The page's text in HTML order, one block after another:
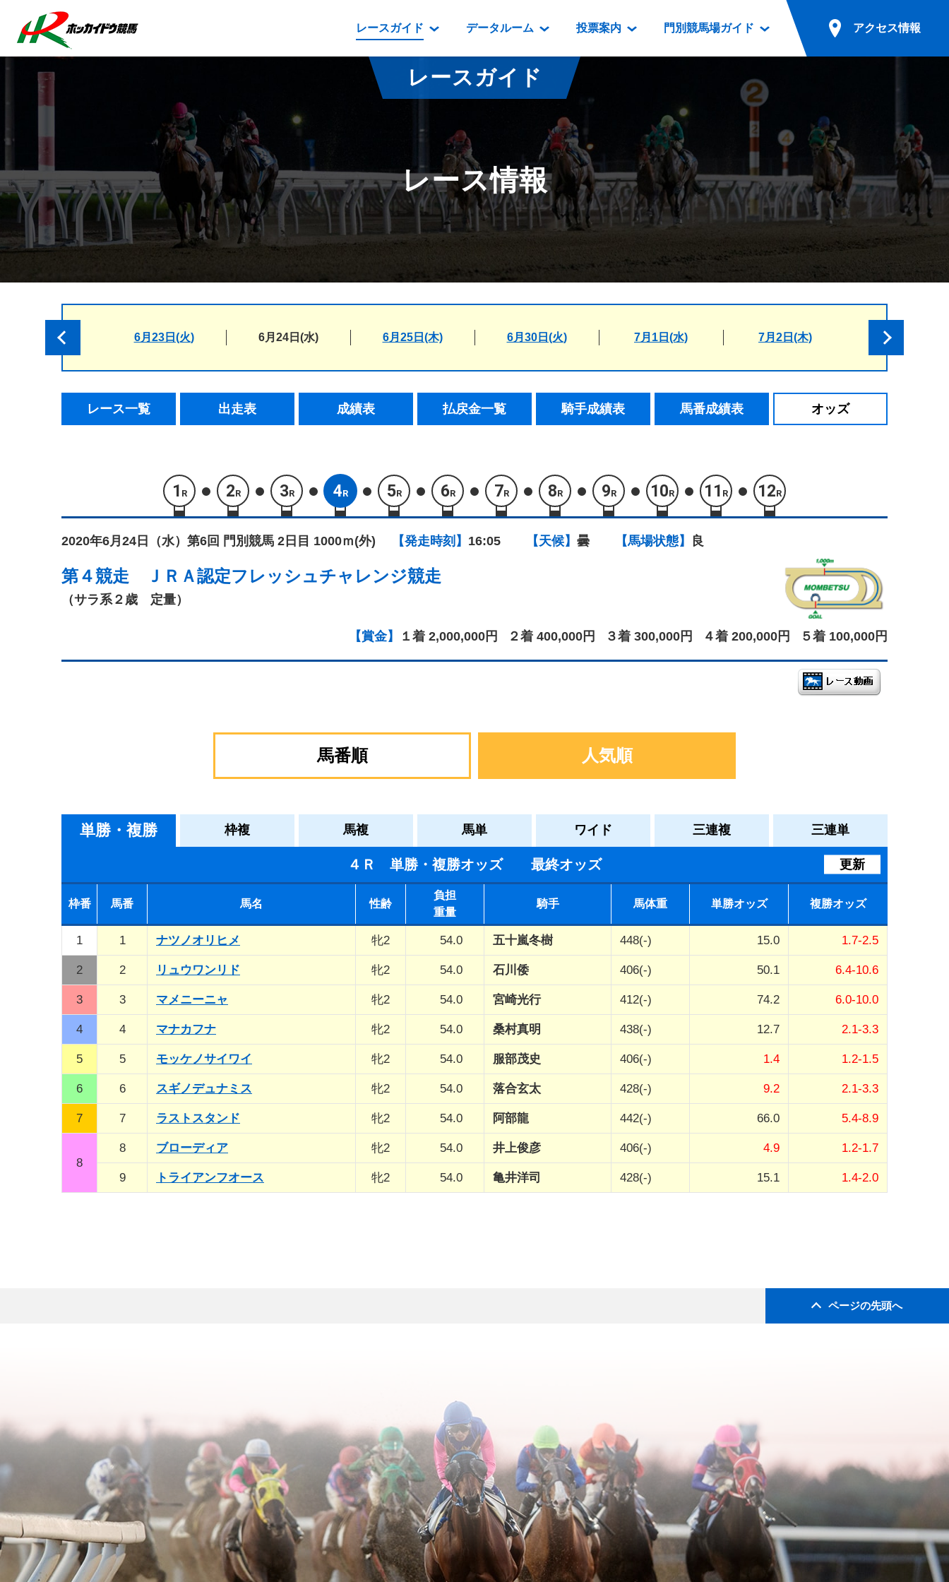
レースガイド
レース情報
払戻金一覧
騎手成績表
馬番成績表
オッズ
番組・級別表ダウンロード
開催カレンダー
重賞競走体系図
スタリオンシリーズ競走
道内の発売情報(PDF)
データルーム
データルーム
騎手・調教師紹介
坂路調教映像
遠征馬情報
番組編成要領
映像コンテンツ
重賞競走VTR
重賞競走参考VTR
レースダイジェスト
新馬ダイジェスト
投票案内
電話・インターネット投票
場外発売所
実況・テレホンサービス
発売・払戻
門別競馬場ガイド
門別競馬場情報
門別競馬場グルメ
とねっこジンギスカン
いずみ食堂
ルンビニフードカフェ
勝馬屋
アクセス情報
無料送迎バスでのご来場
公共の交通機関でのご来場
レースガイド
レース情報
6月23日(火) 6月24日(水) 6月25日(木) 6月30日(火) 7月1日(水) 7月2日(木)
レース一覧 出走表 成績表 払戻金一覧 騎手成績表 馬番成績表 オッズ
1 R 2R 3R 4R 5R 6R 7R 8R 9R 10R 11 R 12R
2020年6月24日（水） 第6回 門別競馬 2日目 1000ｍ(外) 【発走時刻】 16:05 【天候】 曇 【馬場状態】 良
第４競走 ＪＲＡ認定フレッシュチャレンジ競走
（サラ系２歳 定量）
【賞金】 １着 2,000,000円 ２着 400,000円 ３着 300,000円 ４着 200,000円 ５着 100,000円
馬番順 人気順
単勝・複勝 枠複 馬複 馬単 ワイド 三連複 三連単
４Ｒ 単勝・複勝オッズ 最終オッズ 更新
枠番 馬番 馬名 性齢
負担
重量
騎手 馬体重 単勝オッズ 複勝オッズ
1 1 ナツノオリヒメ 牝2 54.0 五十嵐冬樹 448(-) 15.0 1.7-2.5
2 2 リュウワンリド 牝2 54.0 石川倭 406(-) 50.1 6.4-10.6
3 3 マメニーニャ 牝2 54.0 宮崎光行 412(-) 74.2 6.0-10.0
4 4 マナカフナ 牝2 54.0 桑村真明 438(-) 12.7 2.1-3.3
5 5 モッケノサイワイ 牝2 54.0 服部茂史 406(-) 1.4 1.2-1.5
6 6 スギノデュナミス 牝2 54.0 落合玄太 428(-) 9.2 2.1-3.3
7 7 ラストスタンド 牝2 54.0 阿部龍 442(-) 66.0 5.4-8.9
8
8 ブローディア 牝2 54.0 井上俊彦 406(-) 4.9 1.2-1.7
9 トライアンフオース 牝2 54.0 亀井洋司 428(-) 15.1 1.4-2.0
ページの先頭へ